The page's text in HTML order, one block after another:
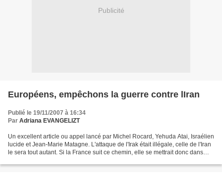
Publicité
Européens, empêchons la guerre contre lIran
Publié le 19/11/2007 à 16:34
Par Adriana EVANGELIZT
Un excellent article ou appel lancé par Michel Rocard, Yehuda Atai, Israélien
lucide et Jean-Marie Matagne. L'attaque de l'Irak était illégale, celle de l'Iran
le sera tout autant. Si la France suit ce chemin, elle se mettrait donc dans